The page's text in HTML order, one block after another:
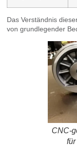
Das Verständnis
von grundlegender
CNC-